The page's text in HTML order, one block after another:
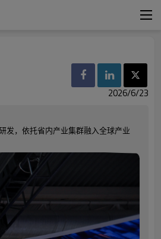
2026/6/23
发，依托省内产业集群融入全球产业